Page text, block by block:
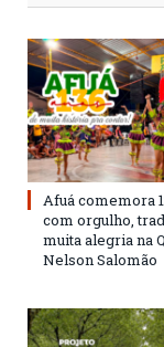
Afuá comemora
com orgulho,
muita alegria na
Nelson Salomão